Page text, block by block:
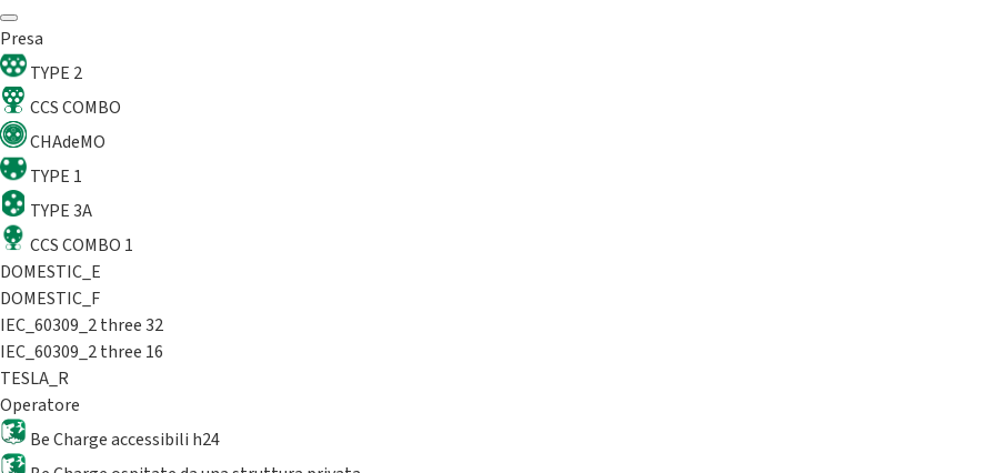
Presa
TYPE 2
CCS COMBO
CHAdeMO
TYPE 1
TYPE 3A
CCS COMBO 1
DOMESTIC_E
DOMESTIC_F
IEC_60309_2 three 32
IEC_60309_2 three 16
TESLA_R
Operatore
Be Charge accessibili h24